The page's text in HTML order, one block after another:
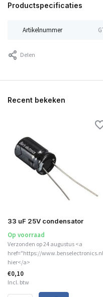
Productspecificaties
Artikelnummer
Delen
Recent bekeken
33 uF 25V condensator
Op voorraad
Verzonden op 24 augustus <a
href="https://
hier</a>
€0,10
Incl. btw